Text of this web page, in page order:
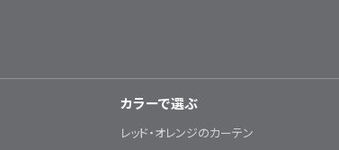
カラーで選ぶ
レッド・オレンジのカーテン